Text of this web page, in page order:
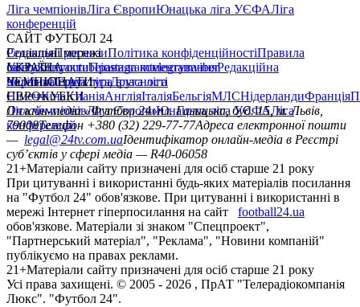
Ліга чемпіонівЛіга ЄвропиЮнацька ліга УЄФАЛіга
конференцій
САЙТ ФУТБОЛ 24
РедакціяПрогнозиПолітика конфіденційностіПравила
сайтуКонтактиПравила коментуванняРедакційна
політикаСтруктура власності
Соціальні мережі
facebookxyoutubeinstagramtelegramviber
УКРАЇНА
УкраїнаПерша лігаДруга ліга
ЧЕМПІОНАТИ
НімеччинаІспаніяАнгліяІталіяБельгіяМЛСНідерландиФранція
ЄВРОКУБКИ
Ліга чемпіонівЛіга ЄвропиЮнацька ліга УЄФАЛіга
конференцій
Онлайн-медіа «Футбол 24»пл. Галицька, буд. 15, м. Львів,
79008Телефон +380 (32) 229-77-77Адреса електронної пошти
— legal@24tv.com.uaІдентифікатор онлайн-медіа в Реєстрі
суб’єктів у сфері медіа — R40-06058
21+Матеріали сайту призначені для осіб старше 21 року
При цитуванні і використанні будь-яких матеріалів посилання
на "Футбол 24" обов'язкове. При цитуванні і використанні в
мережі Інтернет гіперпосилання на сайт
football24.ua
обов'язкове. Матеріали зі знаком "Спецпроект",
"Партнерський матеріал", "Реклама", "Новини компаній"
публікуємо на правах реклами.
21+Матеріали сайту призначені для осіб старше 21 року
Усi права захищенi. © 2005 - 2026 , ПрАТ "Телерадіокомпанія
Люкс". "Футбол 24".